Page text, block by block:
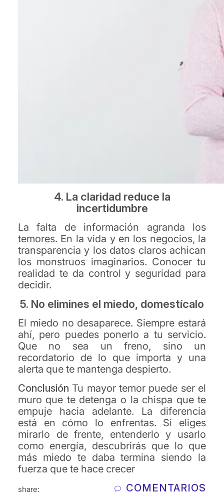
4. La claridad reduce la
incertidumbre
La falta de información agranda los
temores. En la vida y en los negocios, la
transparencia y los datos claros achican
los monstruos imaginarios. Conocer tu
realidad te da control y seguridad para
decidir.
5. No elimines el miedo, domestícalo
El miedo no desaparece. Siempre estará
ahí, pero puedes ponerlo a tu servicio.
Que no sea un freno, sino un
recordatorio de lo que importa y una
alerta que te mantenga despierto.
Conclusión Tu mayor temor puede ser el
muro que te detenga o la chispa que te
empuje hacia adelante. La diferencia
está en cómo lo enfrentas. Si eliges
mirarlo de frente, entenderlo y usarlo
como energía, descubrirás que lo que
más miedo te daba termina siendo la
fuerza que te hace crecer
share: COMENTARIOS